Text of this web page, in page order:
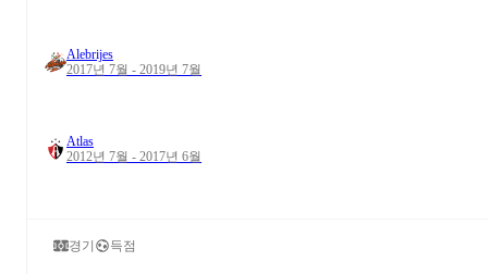
Alebrijes
2017년 7월 - 2019년 7월
Atlas
2012년 7월 - 2017년 6월
경기 득점